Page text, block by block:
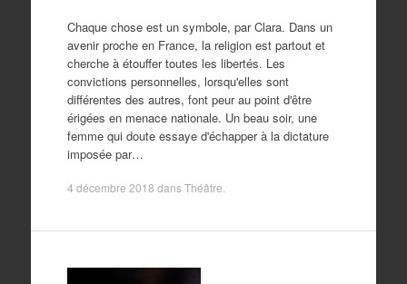
Chaque chose est un symbole, par Clara. Dans un
avenir proche en France, la religion est partout et
cherche à étouffer toutes les libertés. Les
convictions personnelles, lorsqu'elles sont
différentes des autres, font peur au point d'être
érigées en menace nationale. Un beau soir, une
femme qui doute essaye d'échapper à la dictature
imposée par…
4 décembre 2018 dansThéâtre